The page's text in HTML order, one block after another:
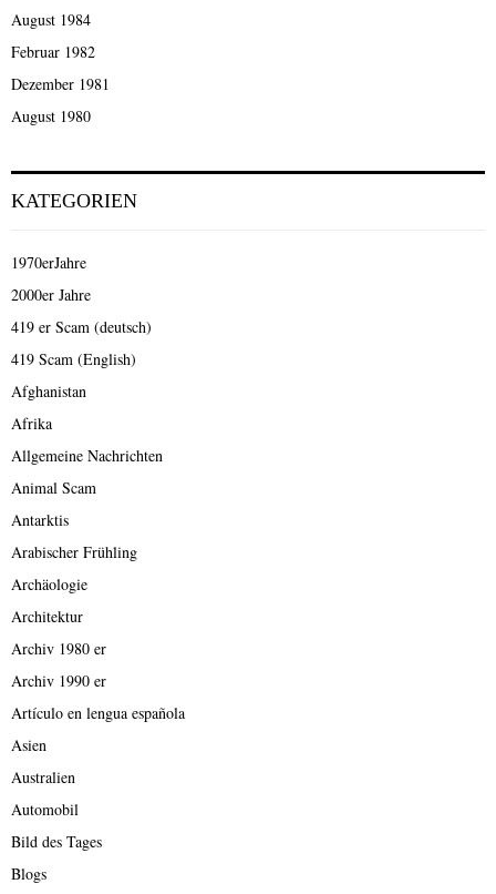
August 1984
Februar 1982
Dezember 1981
August 1980
KATEGORIEN
1970erJahre
2000er Jahre
419 er Scam (deutsch)
419 Scam (English)
Afghanistan
Afrika
Allgemeine Nachrichten
Animal Scam
Antarktis
Arabischer Frühling
Archäologie
Architektur
Archiv 1980 er
Archiv 1990 er
Artículo en lengua española
Asien
Australien
Automobil
Bild des Tages
Blogs